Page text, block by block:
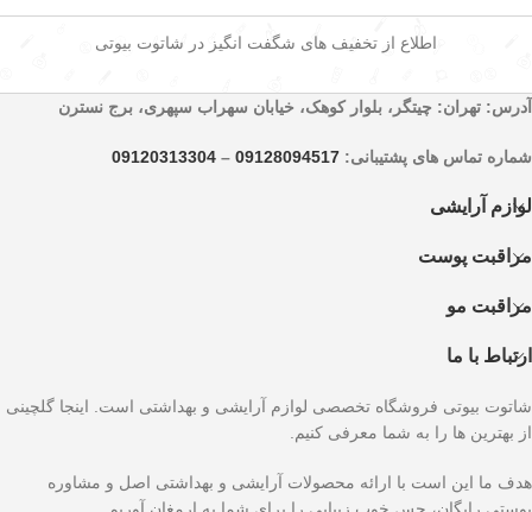
اطلاع از تخفیف های شگفت انگیز در شاتوت بیوتی
آدرس: تهران: چیتگر، بلوار کوهک، خیابان سهراب سپهری، برج نسترن
شماره تماس های پشتیبانی: 09128094517
–
09120313304
لوازم آرایشی
مراقبت پوست
مراقبت مو
ارتباط با ما
شاتوت بیوتی فروشگاه تخصصی لوازم آرایشی و بهداشتی است. اینجا گلچینی
از بهترین ها را به شما معرفی کنیم.
هدف ما این است با ارائه محصولات آرایشی و بهداشتی اصل و مشاوره
پوستی رایگان، حس خوب زیبایی را برای شما به ارمغان آوریم.